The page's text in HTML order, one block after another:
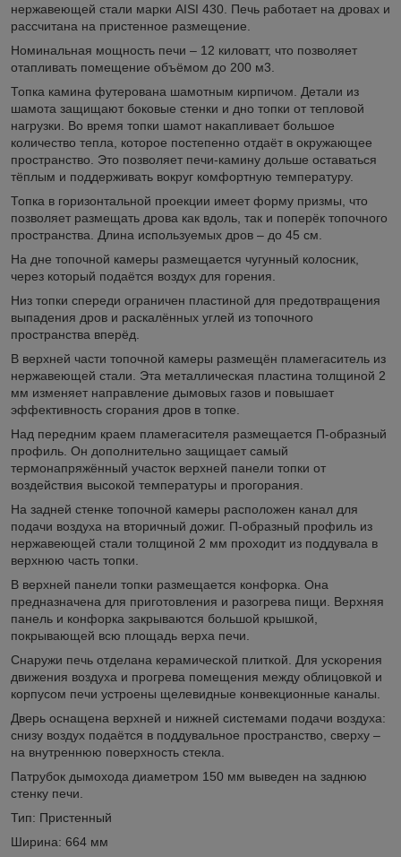
нержавеющей стали марки AISI 430. Печь работает на дровах и
рассчитана на пристенное размещение.
Номинальная мощность печи – 12 киловатт, что позволяет
отапливать помещение объёмом до 200 м3.
Топка камина футерована шамотным кирпичом. Детали из
шамота защищают боковые стенки и дно топки от тепловой
нагрузки. Во время топки шамот накапливает большое
количество тепла, которое постепенно отдаёт в окружающее
пространство. Это позволяет печи-камину дольше оставаться
тёплым и поддерживать вокруг комфортную температуру.
Топка в горизонтальной проекции имеет форму призмы, что
позволяет размещать дрова как вдоль, так и поперёк топочного
пространства. Длина используемых дров – до 45 см.
На дне топочной камеры размещается чугунный колосник,
через который подаётся воздух для горения.
Низ топки спереди ограничен пластиной для предотвращения
выпадения дров и раскалённых углей из топочного
пространства вперёд.
В верхней части топочной камеры размещён пламегаситель из
нержавеющей стали. Эта металлическая пластина толщиной 2
мм изменяет направление дымовых газов и повышает
эффективность сгорания дров в топке.
Над передним краем пламегасителя размещается П-образный
профиль. Он дополнительно защищает самый
термонапряжённый участок верхней панели топки от
воздействия высокой температуры и прогорания.
На задней стенке топочной камеры расположен канал для
подачи воздуха на вторичный дожиг. П-образный профиль из
нержавеющей стали толщиной 2 мм проходит из поддувала в
верхнюю часть топки.
В верхней панели топки размещается конфорка. Она
предназначена для приготовления и разогрева пищи. Верхняя
панель и конфорка закрываются большой крышкой,
покрывающей всю площадь верха печи.
Снаружи печь отделана керамической плиткой. Для ускорения
движения воздуха и прогрева помещения между облицовкой и
корпусом печи устроены щелевидные конвекционные каналы.
Дверь оснащена верхней и нижней системами подачи воздуха:
снизу воздух подаётся в поддувальное пространство, сверху –
на внутреннюю поверхность стекла.
Патрубок дымохода диаметром 150 мм выведен на заднюю
стенку печи.
Тип: Пристенный
Ширина: 664 мм